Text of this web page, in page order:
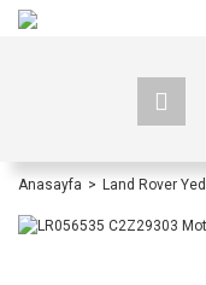
Anasayfa Land Rover